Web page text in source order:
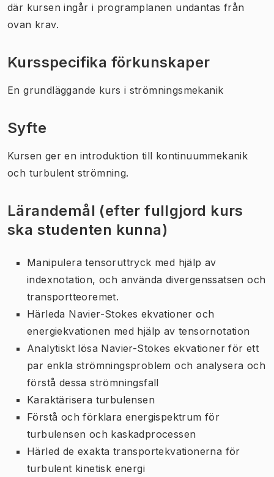
där kursen ingår i programplanen undantas från
ovan krav.
Kursspecifika förkunskaper
En grundläggande kurs i strömningsmekanik
Syfte
Kursen ger en introduktion till kontinuummekanik
och turbulent strömning.
Lärandemål (efter fullgjord kurs
ska studenten kunna)
Manipulera tensoruttryck med hjälp av
indexnotation, och använda divergenssatsen och
transportteoremet.
Härleda Navier-Stokes ekvationer och
energiekvationen med hjälp av tensornotation
Analytiskt lösa Navier-Stokes ekvationer för ett
par enkla strömningsproblem och analysera och
förstå dessa strömningsfall
Karaktärisera turbulensen
Förstå och förklara energispektrum för
turbulensen och kaskadprocessen
Härled de exakta transportekvationerna för
turbulent kinetisk energi